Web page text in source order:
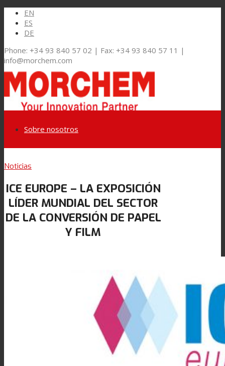
EN
ES
DE
Phone: +34 93 840 57 02 | Fax: +34 93 840 57 11 |
info@morchem.com
Link to Youtube
Sobre nosotros
Mercados y Soluciones
Embalaje Flexible
Laminación textil
Resinas de Poliuretano para tintas de impresión
Noticias
ICE EUROPE – LA EXPOSICIÓN
LÍDER MUNDIAL DEL SECTOR
DE LA CONVERSIÓN DE PAPEL
Y FILM